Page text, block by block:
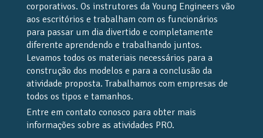
corporativos. Os instrutores da Young Engineers vão
aos escritórios e trabalham com os funcionários
para passar um dia divertido e completamente
diferente aprendendo e trabalhando juntos.
Levamos todos os materiais necessários para a
construção dos modelos e para a conclusão da
atividade proposta. Trabalhamos com empresas de
todos os tipos e tamanhos.
Entre em contato conosco para obter mais
informações sobre as atividades PRO.